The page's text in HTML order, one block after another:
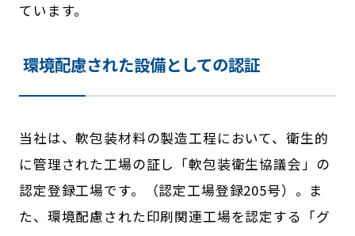
ています。
環境配慮された設備としての認証
当社は、軟包装材料の製造工程において、衛生的
に管理された工場の証し「軟包装衛生協議会」の
認定登録工場です。（認定工場登録205号）。ま
た、環境配慮された印刷関連工場を認定する「グ